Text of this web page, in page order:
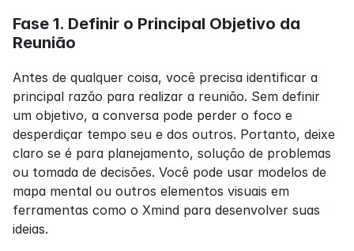
Fase 1. Definir o Principal Objetivo da
Reunião
Antes de qualquer coisa, você precisa identificar a
principal razão para realizar a reunião. Sem definir
um objetivo, a conversa pode perder o foco e
desperdiçar tempo seu e dos outros. Portanto, deixe
claro se é para planejamento, solução de problemas
ou tomada de decisões. Você pode usar modelos de
mapa mental ou outros elementos visuais em
ferramentas como o Xmind para desenvolver suas
ideias.